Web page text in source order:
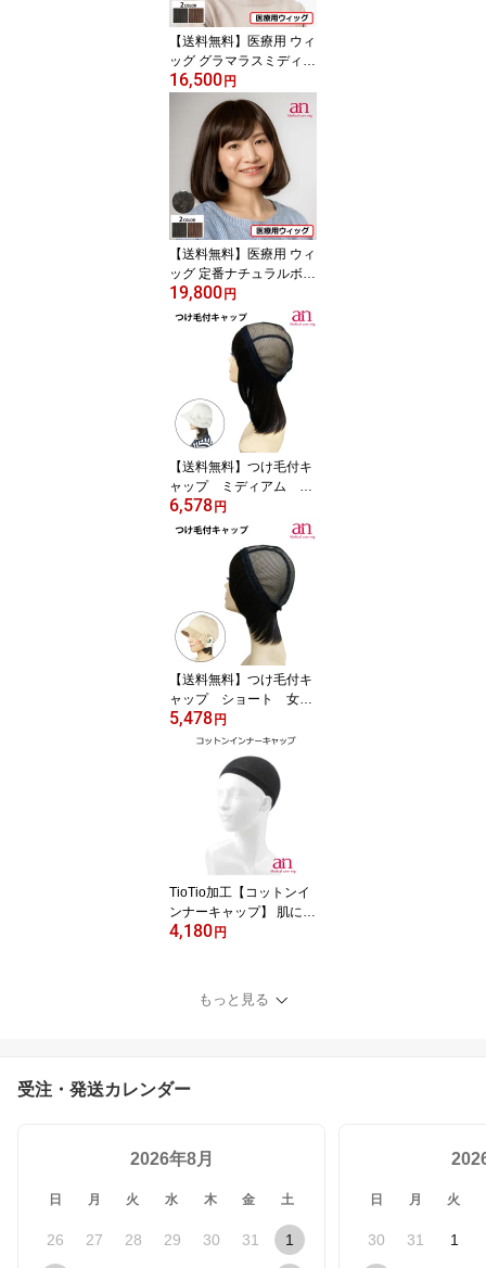
用 ウィッグ ミセス an A
N07 wig-st-92-1
【送料無料】医療用 ウィ
ッグ グラマラスミディア
ム おしゃれ レディース
女性 軽量 自然 ナチュラ
ルブラック ダークブラウ
ン 黒髪 茶髪 高品質 フル
ウィッグ 通気性 ミセス J
IS規格 高品質 低価格 人
毛ミックス 伸縮性 サイ
ズ調整可能 かつら ボブ a
n AN06 wig-st-3-1
16,500 円
【送料無料】医療用 ウィ
ッグ 定番ナチュラルボブ
女性 レディース 医療用
かつら おしゃれ 自然 ナ
チュラルブラック ダーク
ブラウン 黒髪 茶髪 高品
質 低価格 伸縮性 軽量 軽
い 通気性 サイズ調整可
能 JIS規格適合 フルウィ
ッグ 人毛ミックス an AN
10 wig-st-101
19,800 円
【送料無料】つけ毛付キ
ャップ ミディアム 女
性用 ミセス ウィッグ
キャップ ミディアム an
6,578 円
【送料無料】つけ毛付キ
ャップ ショート 女性
用 ミセス ウィッグキ
ャップ ミディアム an wi
5,478 円
TioTio加工【コットンイ
ンナーキャップ】 肌にや
さしい 綿100％ フリーサ
ッグ ミセス an wig-st-21
4,180 円
もっと見る
受注・発送カレンダー
2026年8月
日 月 火 水 木 金 土
26 27 28 29 30 31 1
日 月 火
30 31 1